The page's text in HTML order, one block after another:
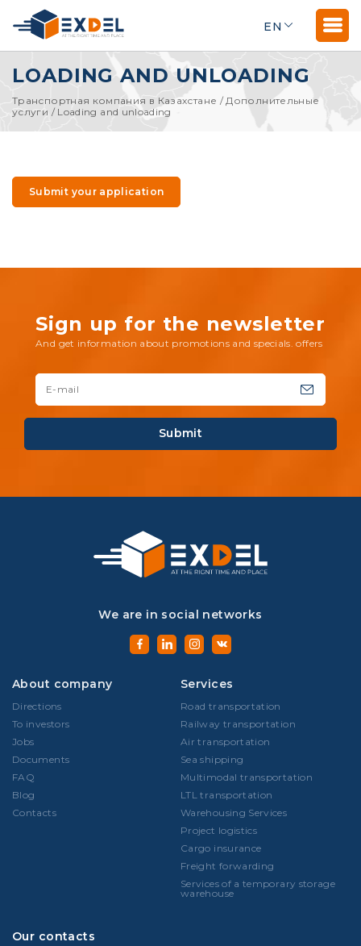
EN
LOADING AND UNLOADING
Транспортная компания в Казахстане / Дополнительные
услуги / Loading and unloading
Submit your application
Sign up for the newsletter
And get information about promotions and specials. offers
Submit
We are in social networks
About company
Directions
To investors
Jobs
Documents
FAQ
Blog
Contacts
Services
Road transportation
Railway transportation
Air transportation
Sea shipping
Multimodal transportation
LTL transportation
Warehousing Services
Project logistics
Cargo insurance
Freight forwarding
Services of a temporary storage
warehouse
Our contacts